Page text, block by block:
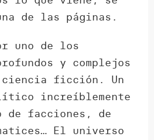
de las páginas.
uno de los
y complejos
ciencia ficción. Un
increíblemente
de facciones, de
El universo